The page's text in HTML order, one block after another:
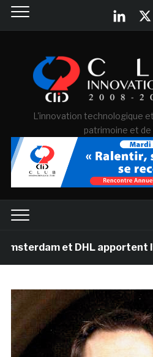
L'innovation technologique
patrimoine et de
et DHL apportent l’art